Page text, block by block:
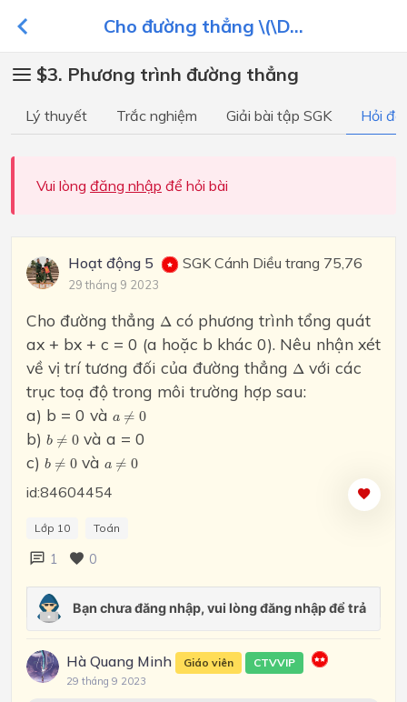
Cho đường thẳng \(\D...
$3. Phương trình đường thẳng
Lý thuyết Trắc nghiệm Giải bài tập SGK Hỏi
Vui lòng đăng nhập để hỏi bài
Hoạt động 5 SGK Cánh Diều trang 75,76
29 tháng 9 2023
Cho đường thẳng Δ
Δ có phương trình tổng quát
ax + bx + c = 0 (a hoặc b khác 0). Nêu nhận xét
về vị trí tương đối của đường thẳng Δ
Δ với các
trục toạ độ trong môi trường hợp sau:
a) b = 0 và a ≠ 0
0
b) b ≠ 0
b 0
và a = 0
c) b ≠ 0
b 0 và a ≠ 0
0
id:84604454
Lớp 10 Toán
1 0
Hà Quang Minh Giáo viên CTVVIP
29 tháng 9 2023